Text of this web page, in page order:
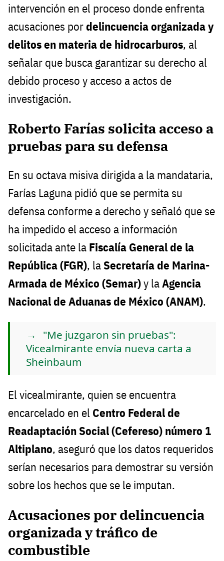
intervención en el proceso donde enfrenta
acusaciones pordelincuencia organizada y
delitos en materia de hidrocarburos, al
señalar que busca garantizar su derecho al
debido proceso y acceso a actos de
investigación.
Roberto Farías solicita acceso a
pruebas para su defensa
En su octava misiva dirigida a la mandataria,
Farías Laguna pidió que se permita su
defensa conforme a derecho y señaló que se
ha impedido el acceso a información
solicitada ante la Fiscalía General de la
República (FGR), laSecretaría de Marina-
Armada de México (Semar)y laAgencia
Nacional de Aduanas de México (ANAM).
"Me juzgaron sin pruebas":
Vicealmirante envía nueva carta a
Sheinbaum
El vicealmirante, quien se encuentra
encarcelado en el Centro Federal de
Readaptación Social (Cefereso) número 1
Altiplano, aseguró que los datos requeridos
serían necesarios para demostrar su versión
sobre los hechos que se le imputan.
Acusaciones por delincuencia
organizada y tráfico de
combustible